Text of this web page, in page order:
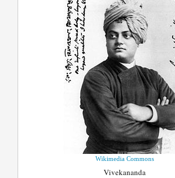
Wikimedia Commons
Vivekananda